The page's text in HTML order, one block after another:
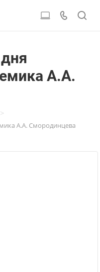
А.А.
>
А.А. Смородинцева